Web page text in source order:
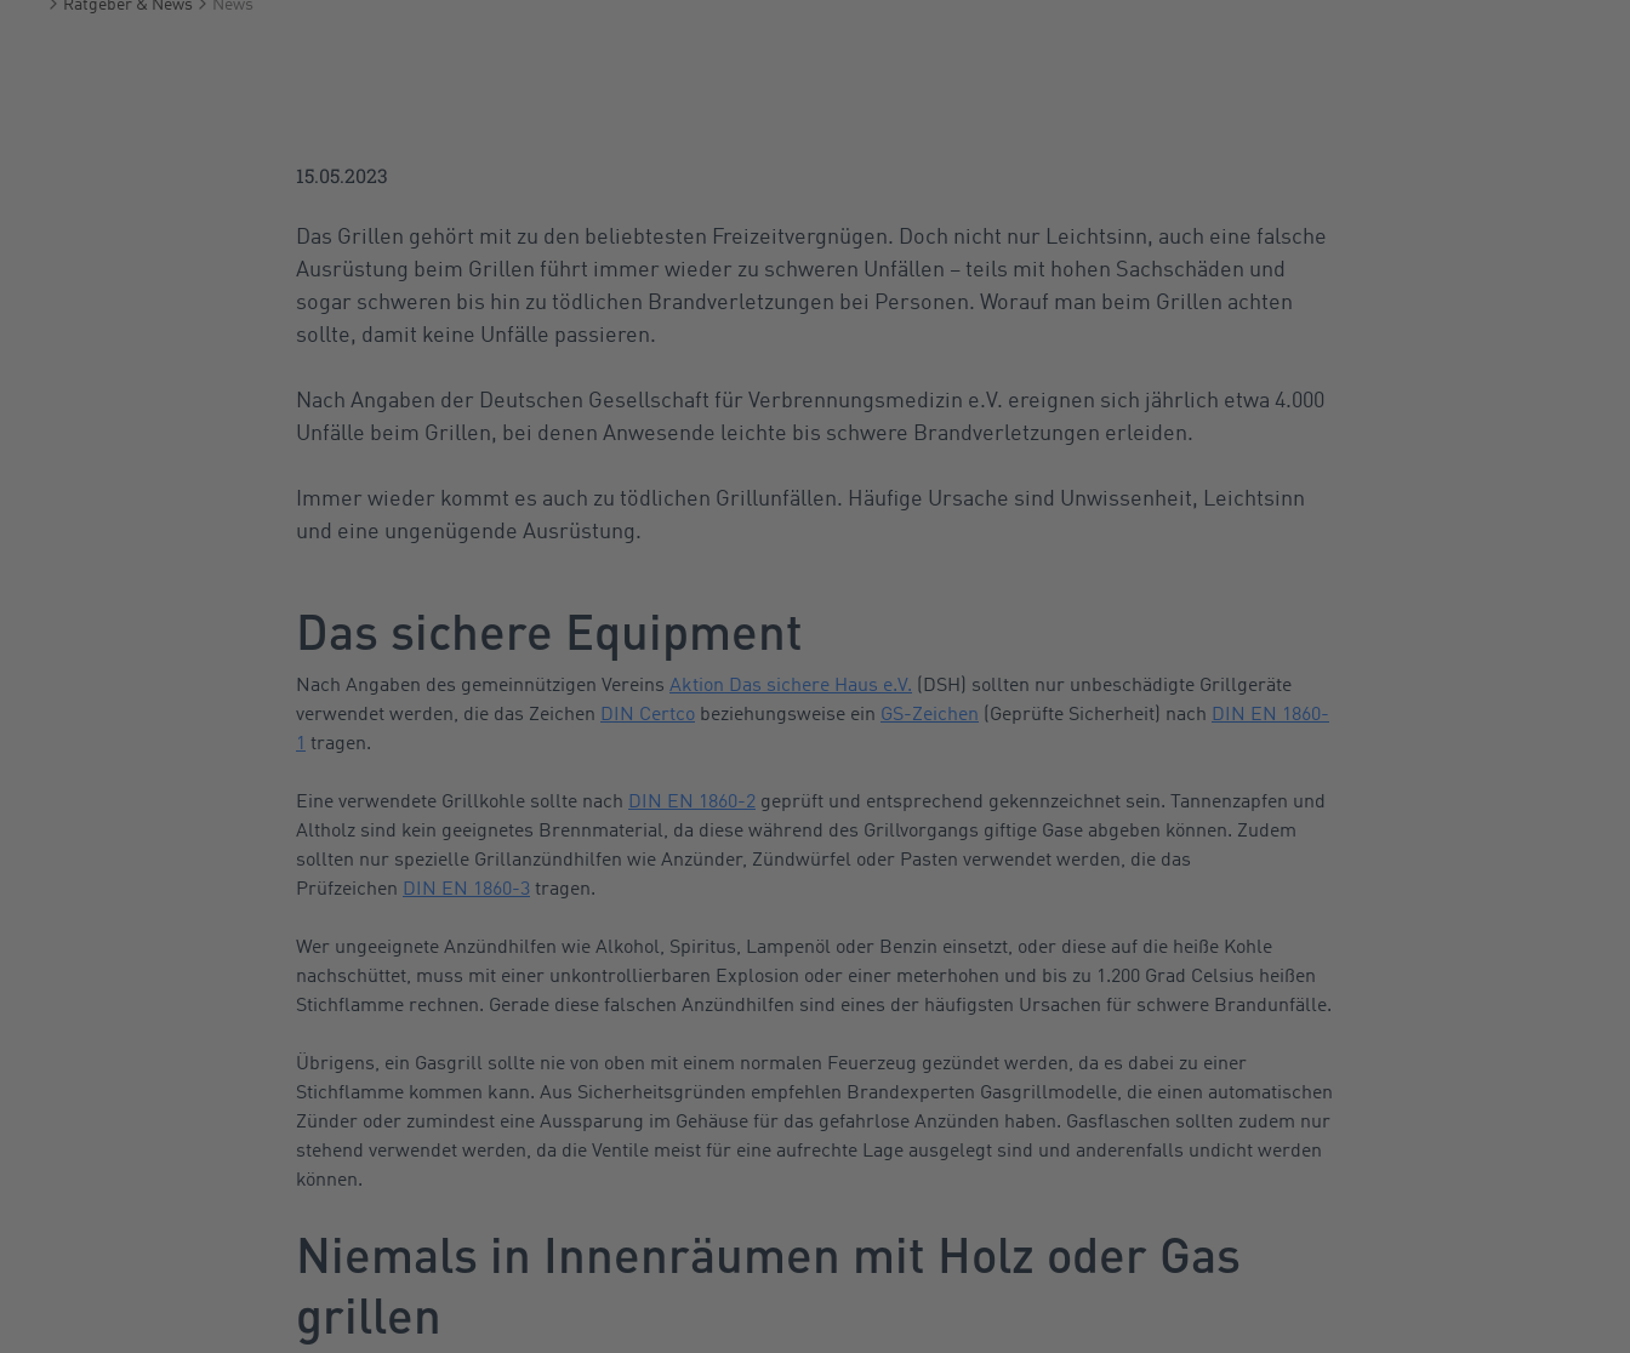
15.05.2023
Das Grillen gehört mit zu den beliebtesten Freizeitvergnügen. Doch nicht nur Leichtsinn, auch eine falsche
Ausrüstung beim Grillen führt immer wieder zu schweren Unfällen – teils mit hohen Sachschäden und
sogar schweren bis hin zu tödlichen Brandverletzungen bei Personen. Worauf man beim Grillen achten
sollte, damit keine Unfälle passieren.
Nach Angaben der Deutschen Gesellschaft für Verbrennungsmedizin e.V. ereignen sich jährlich etwa 4.000
Unfälle beim Grillen, bei denen Anwesende leichte bis schwere Brandverletzungen erleiden.
Immer wieder kommt es auch zu tödlichen Grillunfällen. Häufige Ursache sind Unwissenheit, Leichtsinn
und eine ungenügende Ausrüstung.
Das sichere Equipment
Nach Angaben des gemeinnützigen Vereins Aktion Das sichere Haus e.V. (DSH) sollten nur unbeschädigte Grillgeräte
verwendet werden, die das Zeichen DIN Certco beziehungsweise ein GS-Zeichen (Geprüfte Sicherheit) nach DIN EN 1860-
1 tragen.
Eine verwendete Grillkohle sollte nach DIN EN 1860-2 geprüft und entsprechend gekennzeichnet sein. Tannenzapfen und
Altholz sind kein geeignetes Brennmaterial, da diese während des Grillvorgangs giftige Gase abgeben können. Zudem
sollten nur spezielle Grillanzündhilfen wie Anzünder, Zündwürfel oder Pasten verwendet werden, die das
Prüfzeichen DIN EN 1860-3 tragen.
Wer ungeeignete Anzündhilfen wie Alkohol, Spiritus, Lampenöl oder Benzin einsetzt, oder diese auf die heiße Kohle
nachschüttet, muss mit einer unkontrollierbaren Explosion oder einer meterhohen und bis zu 1.200 Grad Celsius heißen
Stichflamme rechnen. Gerade diese falschen Anzündhilfen sind eines der häufigsten Ursachen für schwere Brandunfälle.
Übrigens, ein Gasgrill sollte nie von oben mit einem normalen Feuerzeug gezündet werden, da es dabei zu einer
Stichflamme kommen kann. Aus Sicherheitsgründen empfehlen Brandexperten Gasgrillmodelle, die einen automatischen
Zünder oder zumindest eine Aussparung im Gehäuse für das gefahrlose Anzünden haben. Gasflaschen sollten zudem nur
stehend verwendet werden, da die Ventile meist für eine aufrechte Lage ausgelegt sind und anderenfalls undicht werden
können.
Niemals in Innenräumen mit Holz oder Gas
grillen